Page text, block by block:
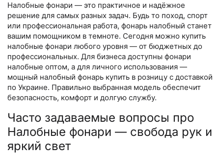
Налобные фонари — это практичное и надёжное
решение для самых разных задач. Будь то поход, спорт
или профессиональная работа, фонарь налобный станет
вашим помощником в темноте. Сегодня можно купить
налобные фонари любого уровня — от бюджетных до
профессиональных. Для бизнеса доступны фонари
налобные оптом, а для личного использования —
мощный налобный фонарь купить в розницу с доставкой
по Украине. Правильно выбранная модель обеспечит
безопасность, комфорт и долгую службу.
Часто задаваемые вопросы про
Налобные фонари — свобода рук и
яркий свет